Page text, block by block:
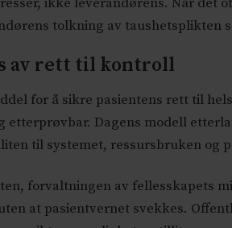
tolkning av taushetsplikten
av rett til kontroll
for å sikre pasientens rett til
etterprøvbar. Dagens modell
til systemet, ressursbruken og
forvaltningen av fellesskapets
at pasientvernet svekkes.